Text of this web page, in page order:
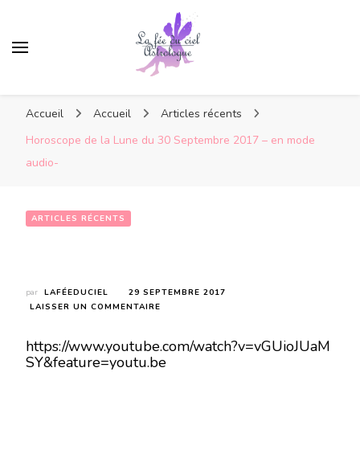
Accueil Accueil
Articles récents
Horoscope de la Lune du 30 Septembre 2017 – en mode
audio-
ARTICLES RÉCENTS
par LAFÉEDUCIEL
29 SEPTEMBRE 2017
LAISSER UN COMMENTAIRE
LA
LUNE
https://www.youtube.com/watch?v=vGUioJUaM
SY&feature=youtu.be